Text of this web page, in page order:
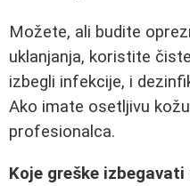
Možete, ali budite
uklanjanja, koristite
izbegli infekcije, i
Ako imate osetljivu
profesionalca.
Koje greške